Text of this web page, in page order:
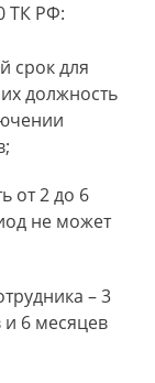
ТК РФ:
срок для
должность
от 2 до 6
не может
– 3
6 месяцев